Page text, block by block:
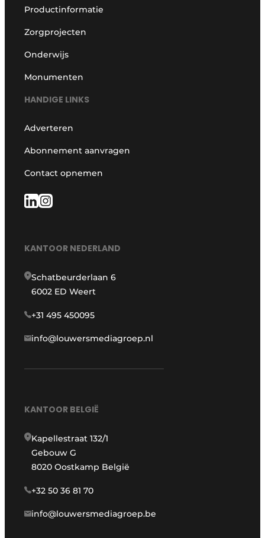
Productinformatie
Zorgprojecten
Onderwijs
Monumenten
HANDIGE LINKS
Adverteren
Abonnement aanvragen
Contact opnemen
KANTOOR NEDERLAND
Schatbeurderlaan 6
6002 ED Weert
+31 495 450095
info@louwersmediagroep.nl
KANTOOR BELGIË
Kapellestraat 132/1
Gebouw G
8020 Oostkamp België
+32 50 36 81 70
info@louwersmediagroep.be